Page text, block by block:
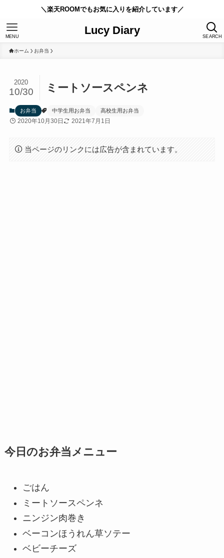
＼楽天ROOMでもお気に入りを紹介しています／
Lucy Diary SEARCH
MENU
ホーム お弁当
ミートソースペンネ
2020
10/30
お弁当 中学生用お弁当 高校生用お弁当
2020年10月30日 2021年7月1日
当ページのリンクには広告が含まれています。
今日のお弁当メニュー
ごはん
ミートソースペンネ
ニンジン肉巻き
ベーコンほうれん草ソテー
ベビーチーズ